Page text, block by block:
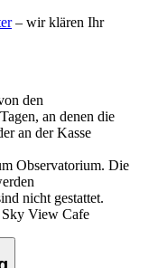
– wir klären Ihr
den
an denen die
an der Kasse
Observatorium. Die
nicht gestattet.
Sky View Cafe